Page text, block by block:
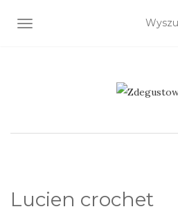
TOGGLE NAVIGATION
Lucien crochet